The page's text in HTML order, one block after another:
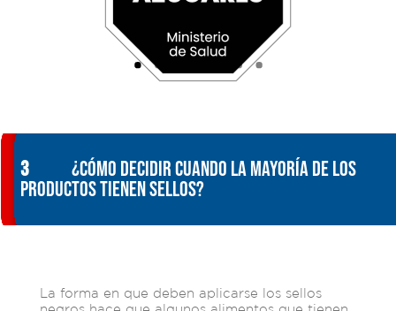
3 ¿Cómo decidir cuando la mayoría de los
productos tienen sellos?
La forma en que deben aplicarse los sellos